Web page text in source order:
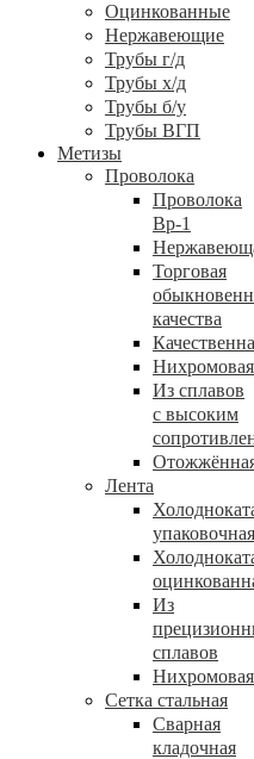
Оцинкованные
Нержавеющие
Трубы г/д
Трубы х/д
Трубы б/у
Трубы ВГП
Метизы
Проволока
Проволока
Вр-1
Торговая
качества
Нихромовая
Из сплавов
с высоким
Лента
упаковочная
Из
сплавов
Нихромовая
Сетка стальная
Сварная
кладочная